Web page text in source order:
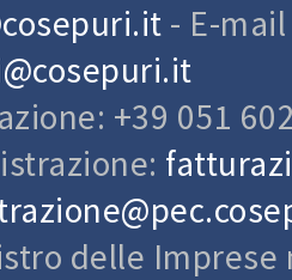
- E-mail
+39 051
delle Imprese